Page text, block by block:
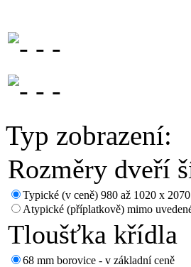
Typ zobrazení:
Rozměry dveří
Typické (v ceně) 980 až 1020 x
Atypické (příplatkově) mimo
Tloušťka křídla
68 mm borovice - v základní ceně